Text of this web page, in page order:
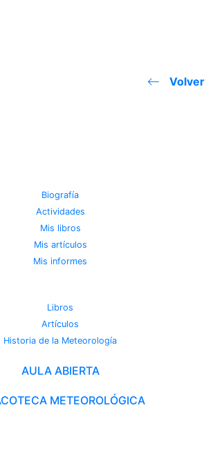
Volver
Biografía
Actividades
Mis libros
Mis artículos
Mis informes
Libros
Artículos
Historia de la Meteorología
AULA ABIERTA
METEOROLÓGICA